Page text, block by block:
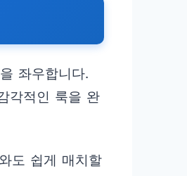
좌우합니다.
각적인 룩을 완
도 쉽게 매치할